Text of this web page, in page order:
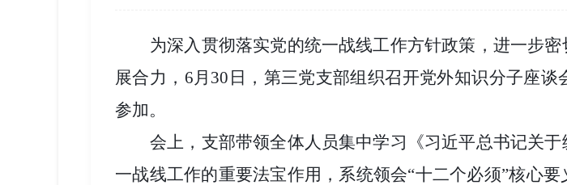
为深入贯彻落实党的统一战线工作方针政策，进一步
展合力， 6月30日，第三党支部组织召开党外知识分子座
参加。
会上，支部带领全体人员集中学习《习近平总书记关
一战线工作的重要法宝作用，系统领会“十二个必须”核心